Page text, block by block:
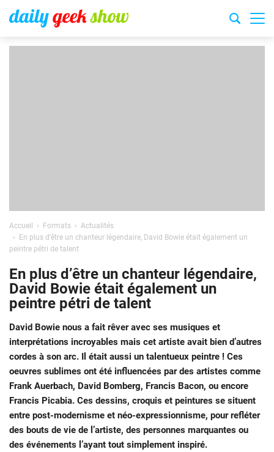
Accueil Formats
Actualités
En plus d’être un chanteur légendaire, David Bowie était également un
peintre pétri de talent
En plus d’être un chanteur légendaire,
David Bowie était également un
peintre pétri de talent
David Bowie nous a fait rêver avec ses musiques et
interprétations incroyables mais cet artiste avait bien d’autres
cordes à son arc. Il était aussi un talentueux peintre ! Ces
oeuvres sublimes ont été influencées par des artistes comme
Frank Auerbach, David Bomberg, Francis Bacon, ou encore
Francis Picabia. Ces dessins, croquis et peintures se situent
entre post-modernisme et néo-expressionnisme, pour refléter
des bouts de vie de l’artiste, des personnes marquantes ou
des événements l’ayant tout simplement inspiré.